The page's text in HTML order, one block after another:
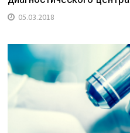
05.03.2018